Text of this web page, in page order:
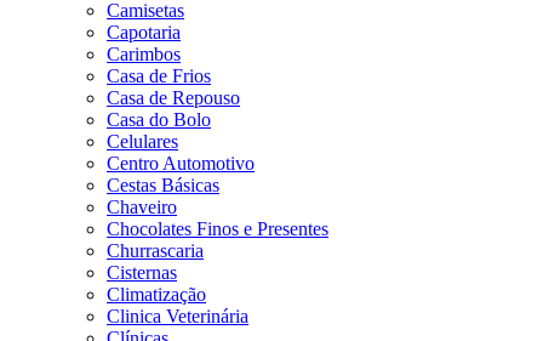
Camisetas
Capotaria
Carimbos
Casa de Frios
Casa de Repouso
Casa do Bolo
Celulares
Centro Automotivo
Cestas Básicas
Chaveiro
Chocolates Finos e Presentes
Churrascaria
Cisternas
Climatização
Clinica Veterinária